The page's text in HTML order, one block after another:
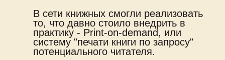
В сети книжных смогли реализовать
то, что давно стоило внедрить в
практику - Print-on-demand, или
систему "печати книги по запросу"
потенциального читателя.